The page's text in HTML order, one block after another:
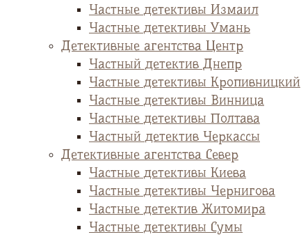
Частные детективы Измаил
Частные детективы Умань
Детективные агентства Центр
Частный детектив Днепр
Частные детективы Кропивницкий
Частные детективы Винница
Частные детективы Полтава
Частный детектив Черкассы
Детективные агентства Север
Частные детективы Киева
Частные детективы Чернигова
Частные детектив Житомира
Частные детективы Сумы